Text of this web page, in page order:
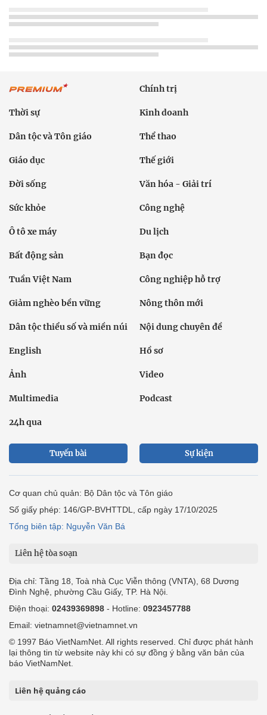
Chính trị
Thời sự Kinh doanh
Dân tộc và Tôn giáo Thể thao
Giáo dục Thế giới
Đời sống Văn hóa - Giải trí
Sức khỏe Công nghệ
Ô tô xe máy Du lịch
Bất động sản Bạn đọc
Tuần Việt Nam Công nghiệp hỗ trợ
Giảm nghèo bền vững Nông thôn mới
Dân tộc thiểu số và miền núi Nội dung chuyên đề
English Hồ sơ
Ảnh Video
Multimedia Podcast
24h qua
Tuyến bài Sự kiện
Cơ quan chủ quản: Bộ Dân tộc và Tôn giáo
Số giấy phép: 146/GP-BVHTTDL, cấp ngày 17/10/2025
Tổng biên tập: Nguyễn Văn Bá
Liên hệ tòa soạn
Địa chỉ: Tầng 18, Toà nhà Cục Viễn thông (VNTA), 68 Dương
Đình Nghệ, phường Cầu Giấy, TP. Hà Nội.
Điện thoại: 02439369898 - Hotline: 0923457788
Email: vietnamnet@vietnamnet.vn
© 1997 Báo VietNamNet. All rights reserved. Chỉ được phát hành
lại thông tin từ website này khi có sự đồng ý bằng văn bản của
báo VietNamNet.
Liên hệ quảng cáo